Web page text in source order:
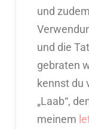
und
und die
gebraten
kennst du
„Laab“,
meinem